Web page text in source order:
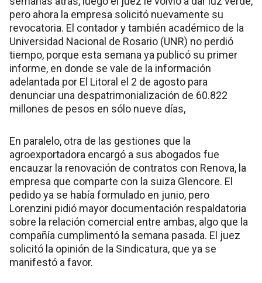
pero ahora la empresa solicitó nuevamente su
revocatoria. El contador y también académico de la
Universidad Nacional de Rosario (UNR) no perdió
tiempo, porque esta semana ya publicó su primer
informe, en donde se vale de la información
adelantada por El Litoral el 2 de agosto para
denunciar una despatrimonialización de 60.822
millones de pesos en sólo nueve días,
En paralelo, otra de las gestiones que la
agroexportadora encargó a sus abogados fue
encauzar la renovación de contratos con Renova, la
empresa que comparte con la suiza Glencore. El
pedido ya se había formulado en junio, pero
Lorenzini pidió mayor documentación respaldatoria
sobre la relación comercial entre ambas, algo que la
compañía cumplimentó la semana pasada. El juez
solicitó la opinión de la Sindicatura, que ya se
manifestó a favor.